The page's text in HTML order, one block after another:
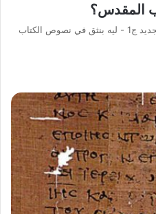
المقدس؟
400 ألف خطأ في مخطوطات العهد الجديد ج1 - ليه بنثق في نصوص الكتاب